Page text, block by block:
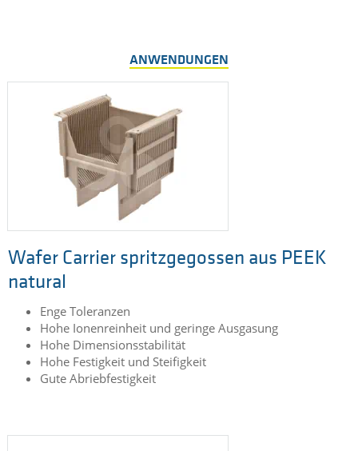
ANWENDUNGEN
Wafer Carrier spritzgegossen aus PEEK
natural
Enge Toleranzen
Hohe Ionenreinheit und geringe Ausgasung
Hohe Dimensionsstabilität
Hohe Festigkeit und Steifigkeit
Gute Abriebfestigkeit